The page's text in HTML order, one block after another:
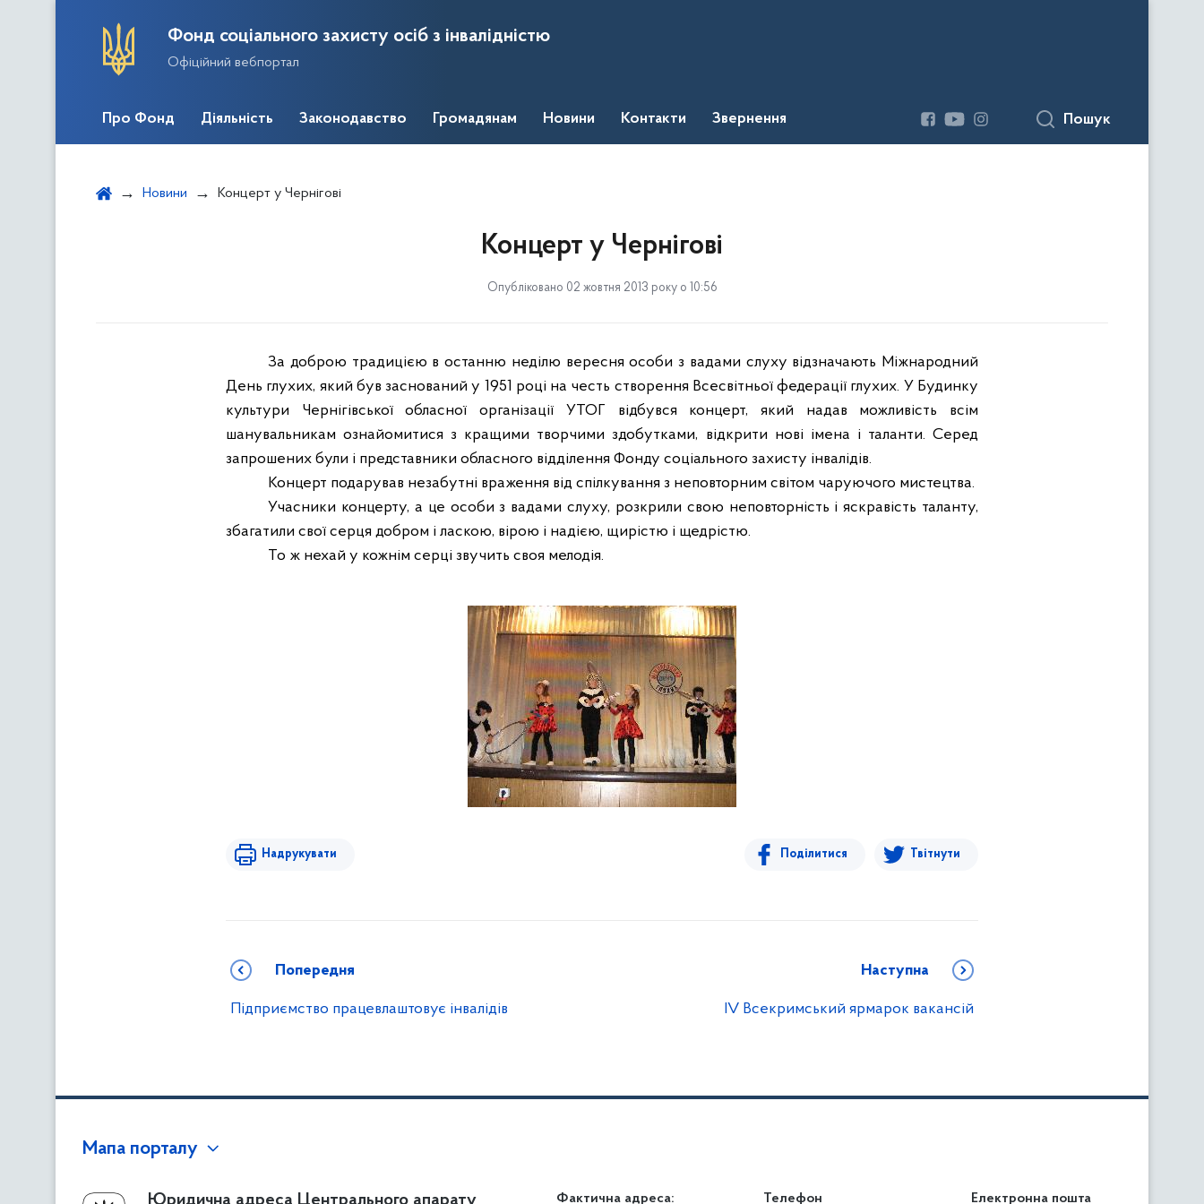
Фонд соціального захисту осіб з інвалідністю
Офіційний вебпортал
Про Фонд Діяльність Законодавство Громадянам Новини Контакти Звернення Пошук
Новини Концерт у Чернігові
Концерт у Чернігові
Опубліковано 02 жовтня 2013 року о 10:56
За доброю традицією в останню неділю вересня особи з вадами слуху відзначають Міжнародний
День глухих, який був заснований у 1951 році на честь створення Всесвітньої федерації глухих. У Будинку
культури Чернігівської обласної організації УТОГ відбувся концерт, який надав можливість всім
шанувальникам ознайомитися з кращими творчими здобутками, відкрити нові імена і таланти. Серед
запрошених були і представники обласного відділення Фонду соціального захисту інвалідів.
Концерт подарував незабутні враження від спілкування з неповторним світом чаруючого мистецтва.
Учасники концерту, а це особи з вадами слуху, розкрили свою неповторність і яскравість таланту,
збагатили свої серця добром і ласкою, вірою і надією, щирістю і щедрістю.
То ж нехай у кожнім серці звучить своя мелодія.
Надрукувати Поділитися Твітнути
Попередня
Підприємство працевлаштовує інвалідів
Наступна
IV Всекримський ярмарок вакансій
Мапа порталу
Про Фонд Громадянам Діяльність
Юридична адреса Центрального апарату Фактична адреса: Телефон Електронна пошта